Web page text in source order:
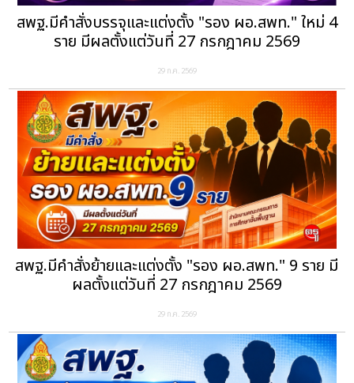
สพฐ.มีคำสั่งบรรจุและแต่งตั้ง "รอง ผอ.สพท." ใหม่ 4
ราย มีผลตั้งแต่วันที่ 27 กรกฎาคม 2569
29 ก.ค. 2569
สพฐ.มีคำสั่งย้ายและแต่งตั้ง "รอง ผอ.สพท." 9 ราย มี
ผลตั้งแต่วันที่ 27 กรกฎาคม 2569
29 ก.ค. 2569